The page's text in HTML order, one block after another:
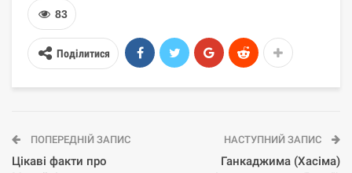
83
Поділитися
ПОПЕРЕДНІЙ ЗАПИС
Цікаві факти про
НАСТУПНИЙ ЗАПИС
Ганкаджима (Хасіма)